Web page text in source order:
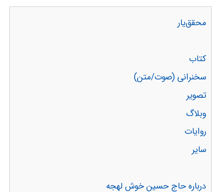
محقق‌یار
کتاب
سخنرانی (صوت/متن)
تصویر
وبلاگ
روایات
سایر
درباره حاج حسین خوش لهجه